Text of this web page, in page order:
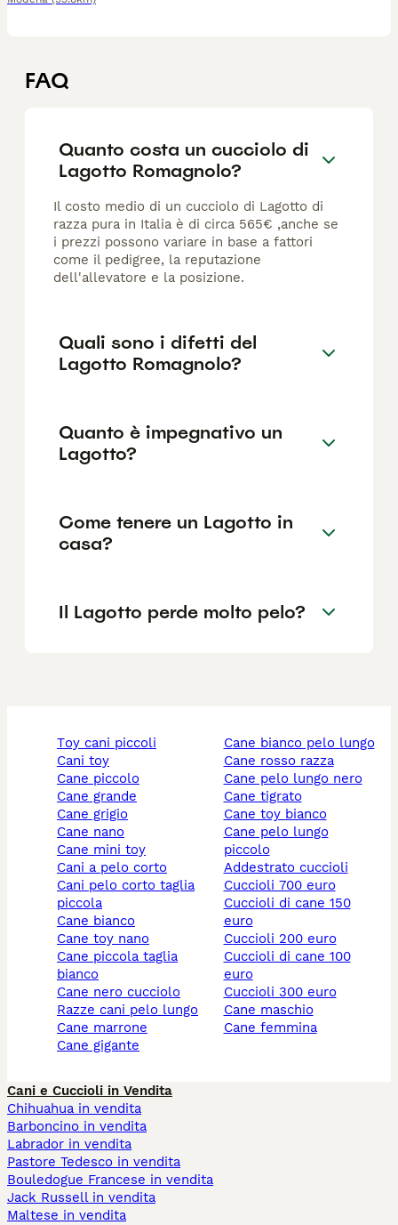
FAQ
Quanto costa un cucciolo di
Lagotto Romagnolo?
Il costo medio di un cucciolo di Lagotto di
razza pura in Italia è di circa 565€ ,anche se
i prezzi possono variare in base a fattori
come il pedigree, la reputazione
dell'allevatore e la posizione.
Quali sono i difetti del
Lagotto Romagnolo?
Quanto è impegnativo un
Lagotto?
Come tenere un Lagotto in
casa?
Il Lagotto perde molto pelo?
toy cani piccoli
cani toy
cane piccolo
cane grande
cane grigio
cane nano
cane mini toy
cani a pelo corto
cani pelo corto taglia
piccola
cane bianco
cane toy nano
cane piccola taglia
bianco
cane nero cucciolo
razze cani pelo lungo
cane marrone
cane gigante
cane bianco pelo lungo
cane rosso razza
cane pelo lungo nero
cane tigrato
cane toy bianco
cane pelo lungo
piccolo
addestrato cuccioli
cuccioli 700 euro
cuccioli di cane 150
euro
cuccioli 200 euro
cuccioli di cane 100
euro
cuccioli 300 euro
cane maschio
cane femmina
Cani e Cuccioli in Vendita
Chihuahua in vendita
Barboncino in vendita
Labrador in vendita
Pastore Tedesco in vendita
Bouledogue Francese in vendita
Jack Russell in vendita
Maltese in vendita